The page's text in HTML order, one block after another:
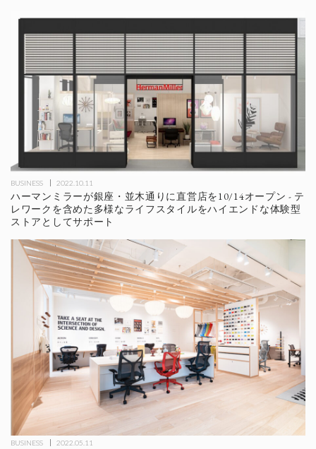
BUSINESS 2022.10.11
ハーマンミラーが銀座・並木通りに直営店を10/14オープン - テ
レワークを含めた多様なライフスタイルをハイエンドな体験型
ストアとしてサポート
BUSINESS 2022.05.11